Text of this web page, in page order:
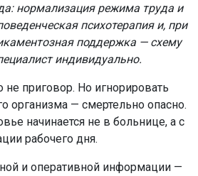
нормализация режима труда и
психотерапия и, при
поддержка — схему
индивидуально.
не приговор. Но игнорировать
организма — смертельно опасно.
начинается не в больнице, а с
рабочего дня.
и оперативной информации —